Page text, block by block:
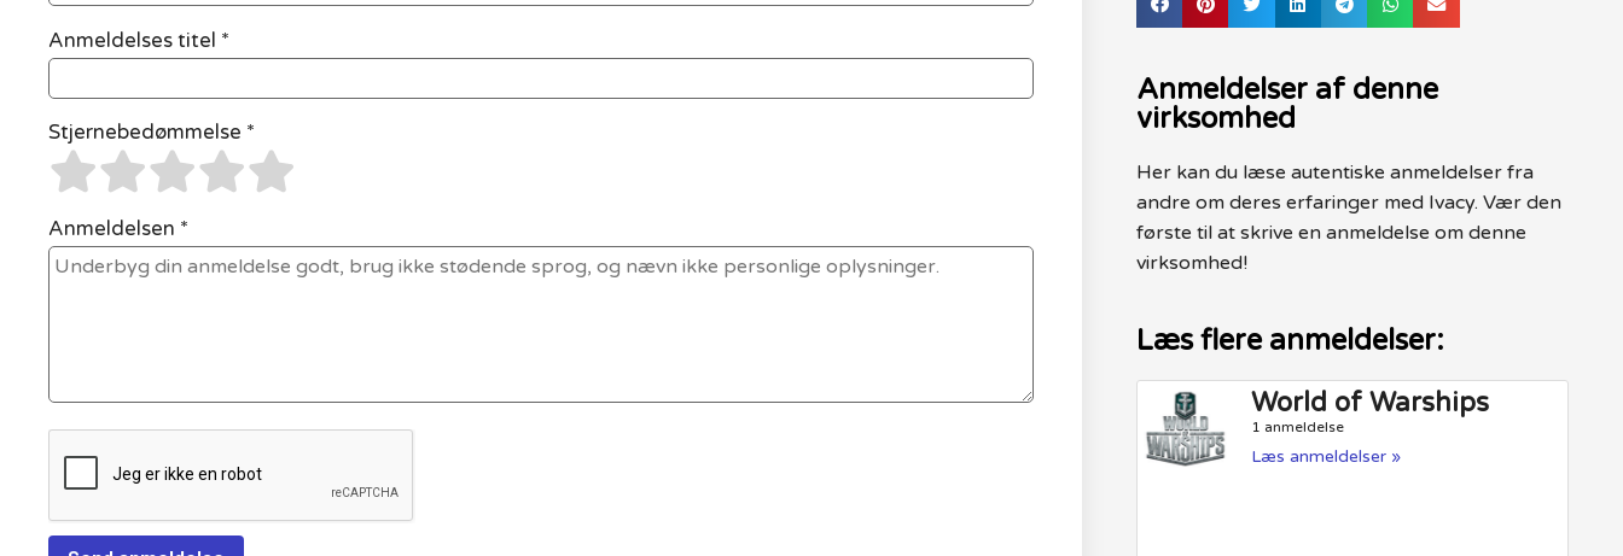
Anmeldelses titel *
Stjernebedømmelse *
Anmeldelsen *
Anmeldelser af denne
virksomhed
Her kan du læse autentiske anmeldelser fra
andre om deres erfaringer med Ivacy. Vær den
første til at skrive en anmeldelse om denne
virksomhed!
Læs flere anmeldelser:
World of Warships
1 anmeldelse
Læs anmeldelser »